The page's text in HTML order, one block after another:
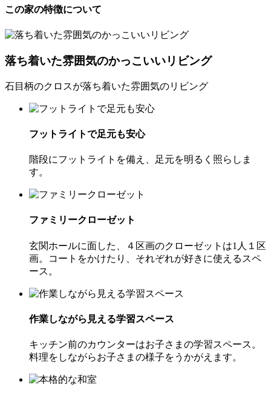
この家の特徴について
落ち着いた雰囲気のかっこいいリビング
石目柄のクロスが落ち着いた雰囲気のリビング
フットライトで足元も安心
階段にフットライトを備え、足元を明るく照らしま
す。
ファミリークローゼット
玄関ホールに面した、４区画のクローゼットは1人１区
画。コートをかけたり、それぞれが好きに使えるスペ
ース。
作業しながら見える学習スペース
キッチン前のカウンターはお子さまの学習スペース。
料理をしながらお子さまの様子をうかがえます。